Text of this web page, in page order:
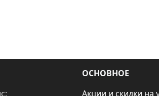
ОСНОВНОЕ
Акции и скидки на